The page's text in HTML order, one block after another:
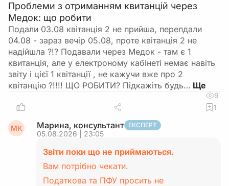
Проблеми з отриманням квитанцій через
Медок: що робити
Подали 03.08 квітанція 2 не прийша, перепдали
04.08 - зараз вечір 05.08, проте квітанція 2 не
надійшла ?!? Подавали через Медок - там є 1
квитанція, але у електроному кабінеті немає навіть
звіту і цієї 1 квітанції , не кажучи вже про 2
квітанцію ?!!!! ЩО РОБИТИ? Підкажіть будь…
9
1
МК Марина, консультант ЕКСПЕРТ
05.08.2026 | 23:05
Звіти поки що не приймаються.
Вам потрібно чекати.
Податкова та ПФУ просить не